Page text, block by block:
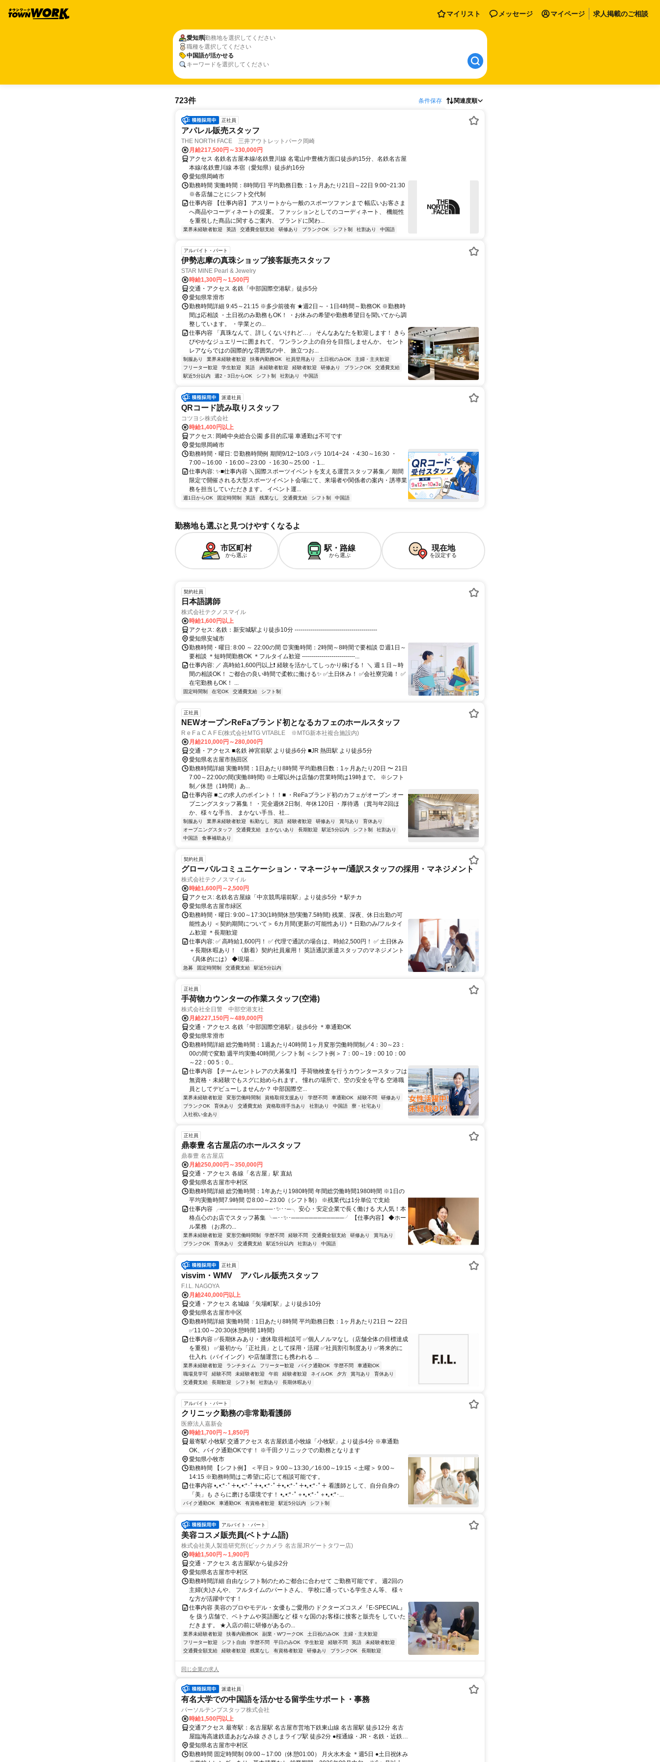
マイリスト メッセージ マイページ 求人掲載のご相談
愛知県勤務地を選択してください
職種を選択してください
中国語が活かせる
キーワードを選択してください
723件 条件保存 関連度順
正社員
アパレル販売スタッフ
THE NORTH FACE 三井アウトレットパーク岡崎
月給217,500円～330,000円
アクセス 名鉄名古屋本線/名鉄豊川線 名電山中豊橋方面口徒歩約15分、名鉄名古屋
本線/名鉄豊川線 本宿（愛知県）徒歩約16分
愛知県岡崎市
勤務時間 実働時間：8時間/日 平均勤務日数：1ヶ月あたり21日～22日 9:00~21:30
※各店舗ごとにシフト交代制
仕事内容 【仕事内容】 アスリートから一般のスポーツファンまで 幅広いお客さま
へ商品やコーディネートの提案。 ファッションとしてのコーディネート、 機能性
を重視した商品に関するご案内、 ブランドに関わ...
業界未経験者歓迎 英語 交通費全額支給 研修あり ブランクOK シフト制 社割あり 中国語
アルバイト・パート
伊勢志摩の真珠ショップ接客販売スタッフ
STAR MINE Pearl & Jewelry
時給1,300円～1,500円
交通・アクセス 名鉄「中部国際空港駅」徒歩5分
愛知県常滑市
勤務時間詳細 9:45～21:15 ※多少前後有 ★週2日～・1日4時間～勤務OK ※勤務時
間は応相談 ・土日祝のみ勤務もOK！ ・お休みの希望や勤務希望日を聞いてから調
整しています。 ・学業との...
仕事内容 「真珠なんて、詳しくないけれど…」 そんなあなたを歓迎します！ きら
びやかなジュエリーに囲まれて、 ワンランク上の自分を目指しませんか。 セント
レアならではの国際的な雰囲気の中、 旅立つお...
制服あり 業界未経験者歓迎 扶養内勤務OK 社員登用あり 土日祝のみOK
主婦・主夫歓迎
フリーター歓迎
学生歓迎 英語 未経験者歓迎 経験者歓迎 研修あり ブランクOK
交通費支給
駅近5分以内
週2・3日からOK シフト制 社割あり 中国語
派遣社員
QRコード読み取りスタッフ
コツヨシ株式会社
時給1,400円以上
アクセス: 岡崎中央総合公園 多目的広場 車通勤は不可です
愛知県岡崎市
勤務時間・曜日: ⏰勤務時間例 期間9/12~10/3 パラ 10/14~24 ・4:30～16:30 ・
7:00～16:00 ・16:00～23:00 ・16:30～25:00 ・1...
仕事内容: ✨■仕事内容 ＼国際スポーツイベントを支える運営スタッフ募集／ 期間
限定で開催される大型スポーツイベント会場にて、来場者や関係者の案内・誘導業
務を担当していただきます。 イベント運...
週1日からOK 固定時間制 英語 残業なし 交通費支給 シフト制 中国語
勤務地も選ぶと見つけやすくなるよ
市区町村
から選ぶ
駅・路線
から選ぶ
現在地
を設定する
契約社員
日本語講師
株式会社テクノスマイル
時給1,600円以上
アクセス: 名鉄：新安城駅より徒歩10分 ------------------------------------------
愛知県安城市
勤務時間・曜日: 8:00 ～ 22:00の間 ⏰️実働時間：2時間～8時間で要相談 ⏰️週1日～
要相談 ＊短時間勤務OK ＊フルタイム歓迎 ---------------------------...
仕事内容: ／ 高時給1,600円以上❗ 経験を活かしてしっかり稼げる！ ＼ 週１日～時
間の相談OK！ ご都合の良い時間で柔軟に働ける✨ ✅️土日休み！ ✅️会社寮完備！ ✅️
在宅勤務もOK！ ...
固定時間制 在宅OK 交通費支給 シフト制
正社員
NEWオープンReFaブランド初となるカフェのホールスタッフ
R e F a C A F E(株式会社MTG VITABLE ※MTG新本社複合施設内)
月給210,000円～280,000円
交通・アクセス ■名鉄 神宮前駅 より徒歩6分 ■JR 熱田駅 より徒歩5分
愛知県名古屋市熱田区
勤務時間詳細 実働時間：1日あたり8時間 平均勤務日数：1ヶ月あたり20日 〜 21日
7:00～22:00の間(実働8時間) ※土曜以外は店舗の営業時間は19時まで。 ※シフト
制／休憩（1時間）あ...
仕事内容 ■この求人のポイント！！■ ・ReFaブランド初のカフェがオープン オー
プニングスタッフ募集！ ・完全週休2日制、年休120日 ・厚待遇 （賞与年2回ほ
か、様々な手当、 まかない手当、社...
制服あり 業界未経験者歓迎 転勤なし 英語 経験者歓迎 研修あり 賞与あり
育休あり
オープニングスタッフ
交通費支給 まかないあり 長期歓迎 駅近5分以内 シフト制
社割あり
中国語
食事補助あり
契約社員
グローバルコミュニケーション・マネージャー/通訳スタッフの採用・マネジメント
株式会社テクノスマイル
時給1,600円～2,500円
アクセス: 名鉄名古屋線「中京競馬場前駅」より徒歩5分 ＊駅チカ
愛知県名古屋市緑区
勤務時間・曜日: 9:00～17:30(1時間休憩/実働7.5時間) 残業、深夜、休日出勤の可
能性あり ＜契約期間について＞ 6カ月間(更新の可能性あり) ＊日勤のみ/フルタイ
ム歓迎 ＊長期歓迎
仕事内容: ✅ 高時給1,600円！ ✅ 代理で通訳の場合は、時給2,500円！ ✅ 土日休み
＋長期休暇あり！ 《新着》契約社員雇用！ 英語通訳派遣スタッフのマネジメント
《具体的には》 ◆現場...
急募 固定時間制 交通費支給 駅近5分以内
正社員
手荷物カウンターの作業スタッフ(空港)
株式会社全日警 中部空港支社
月給227,150円～489,000円
交通・アクセス 名鉄「中部国際空港駅」徒歩6分 ＊車通勤OK
愛知県常滑市
勤務時間詳細 総労働時間：1週あたり40時間 1ヶ月変形労働時間制／4：30～23：
00の間で変動 週平均実働40時間／シフト制 ＜シフト例＞ 7：00～19：00 10：00
～22：00 5：0...
仕事内容 【チームセントレアの大募集!!】 手荷物検査を行うカウンタースタッフは
無資格・未経験でもスグに始められます。 憧れの場所で、空の安全を守る 空港職
員としてデビューしませんか？ 中部国際空...
業界未経験者歓迎 変形労働時間制 資格取得支援あり 学歴不問 車通勤OK 経験不問
研修あり
ブランクOK
育休あり 交通費支給 資格取得手当あり 社割あり 中国語
寮・社宅あり
入社祝い金あり
正社員
鼎泰豊 名古屋店のホールスタッフ
鼎泰豊 名古屋店
月給250,000円～350,000円
交通・アクセス 各線「名古屋」駅 直結
愛知県名古屋市中村区
勤務時間詳細 総労働時間：1年あたり1980時間 年間総労働時間1980時間 ※1日の
平均実働時間7.9時間 ⏰8:00～23:00（シフト制） ※残業代は1分単位で支給
仕事内容 ╭────────────･✨･･─╮ 安心・安定企業で長く働ける 大人気！本
格点心のお店でスタッフ募集 ╰─･･✨･────────────╯ 【仕事内容】 ◆ホー
ル業務 （お席の...
業界未経験者歓迎 変形労働時間制 学歴不問 経験不問 交通費全額支給 研修あり
賞与あり
ブランクOK
育休あり 交通費支給 駅近5分以内 社割あり 中国語
正社員
visvim・WMV アパレル販売スタッフ
F.I.L. NAGOYA
月給240,000円以上
交通・アクセス 名城線「矢場町駅」より徒歩10分
愛知県名古屋市中区
勤務時間詳細 実働時間：1日あたり8時間 平均勤務日数：1ヶ月あたり21日 〜 22日
✅11:00～20:30(休憩時間 1時間)
仕事内容 ✅長期休みあり・連休取得相談可 ✅個人ノルマなし（店舗全体の目標達成
を重視） ✅最初から「正社員」として採用・活躍 ✅社員割引制度あり ✅将来的に
仕入れ（バイイング）や店舗運営にも携われる ...
業界未経験者歓迎 ランチタイム フリーター歓迎 バイク通勤OK 学歴不問
車通勤OK
職場見学可
経験不問 未経験者歓迎 午前 経験者歓迎 ネイルOK 夕方 賞与あり
育休あり
交通費支給
長期歓迎 シフト制 社割あり 長期休暇あり
アルバイト・パート
クリニック勤務の非常勤看護師
医療法人嘉新会
時給1,700円～1,850円
最寄駅 小牧駅 交通アクセス 名古屋鉄道小牧線「小牧駅」より徒歩4分 ※車通勤
OK、バイク通勤OKです！ ※千田クリニックでの勤務となります
愛知県小牧市
勤務時間 【シフト例】 ＜平日＞ 9:00～13:30／16:00～19:15 ＜土曜＞ 9:00～
14:15 ※勤務時間はご希望に応じて相談可能です。
仕事内容 •｡•:*･ﾟ＋•｡•:*･ﾟ＋•｡•:*･ﾟ＋•｡•:*･ﾟ＋•｡•:*･ﾟ＋ 看護師として、自分自身の
「美」も さらに磨ける環境です！ •｡•:*･ﾟ＋•｡•:*･ﾟ＋•｡•:*･...
バイク通勤OK 車通勤OK 有資格者歓迎 駅近5分以内 シフト制
アルバイト・パート
美容コスメ販売員(ベトナム語)
株式会社美人製造研究所(ビックカメラ 名古屋JRゲートタワー店)
時給1,500円～1,900円
交通・アクセス 名古屋駅から徒歩2分
愛知県名古屋市中村区
勤務時間詳細 自由なシフト制のためご都合に合わせて ご勤務可能です。 週2回の
主婦(夫)さんや、 フルタイムのパートさん、 学校に通っている学生さん等、 様々
な方が活躍中です！
仕事内容 美容のプロやモデル・女優もご愛用の ドクターズコスメ『E-SPECIAL』
を 扱う店舗で、ベトナムや英語圏など 様々な国のお客様に接客と販売を していた
だきます。 ★入店の前に研修があるの...
業界未経験者歓迎 扶養内勤務OK 副業・WワークOK 土日祝のみOK
主婦・主夫歓迎
フリーター歓迎
シフト自由 学歴不問 平日のみOK 学生歓迎 経験不問 英語
未経験者歓迎
交通費全額支給
経験者歓迎 残業なし 有資格者歓迎 研修あり ブランクOK 長期歓迎
同じ企業の求人
派遣社員
有名大学での中国語を活かせる留学生サポート・事務
パーソルテンプスタッフ株式会社
時給1,500円以上
交通アクセス 最寄駅：名古屋駅 名古屋市営地下鉄東山線 名古屋駅 徒歩12分 名古
屋臨海高速鉄道あおなみ線 ささしまライブ駅 徒歩2分 ●桜通線・JR・名鉄・近鉄線
からのアクセスも♪
愛知県名古屋市中村区
勤務時間 固定時間制 09:00～17:00（休憩01:00） 月火水木金 ＊週5日 ●土日祝休み